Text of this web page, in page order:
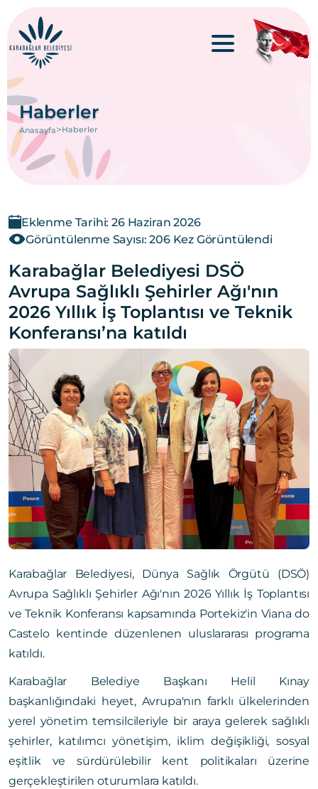
Haberler
Anasayfa>Haberler
Eklenme Tarihi: 26 Haziran 2026
Görüntülenme Sayısı: 206 Kez Görüntülendi
Karabağlar Belediyesi DSÖ
Avrupa Sağlıklı Şehirler Ağı'nın
2026 Yıllık İş Toplantısı ve Teknik
Konferansı’na katıldı
Karabağlar Belediyesi, Dünya Sağlık Örgütü (DSÖ)
Avrupa Sağlıklı Şehirler Ağı'nın 2026 Yıllık İş Toplantısı
ve Teknik Konferansı kapsamında Portekiz'in Viana do
Castelo kentinde düzenlenen uluslararası programa
katıldı.
Karabağlar Belediye Başkanı Helil Kınay
başkanlığındaki heyet, Avrupa'nın farklı ülkelerinden
yerel yönetim temsilcileriyle bir araya gelerek sağlıklı
şehirler, katılımcı yönetişim, iklim değişikliği, sosyal
eşitlik ve sürdürülebilir kent politikaları üzerine
gerçekleştirilen oturumlara katıldı.